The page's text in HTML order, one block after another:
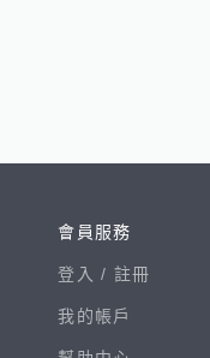
會員服務
登入 / 註冊
我的帳戶